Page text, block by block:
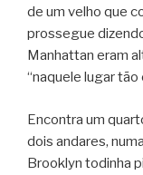
de um velho que
prossegue
Manhattan eram
“naquele lugar
Encontra um
dois andares,
Brooklyn todinha